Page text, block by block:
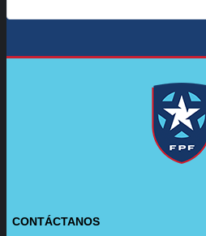
CONTÁCTANOS